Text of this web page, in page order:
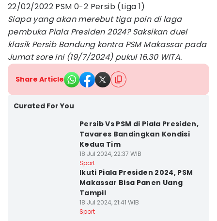
22/02/2022 PSM 0-2 Persib (Liga 1)
Siapa yang akan merebut tiga poin di laga
pembuka Piala Presiden 2024? Saksikan duel
klasik Persib Bandung kontra PSM Makassar pada
Jumat sore ini (19/7/2024) pukul 16.30 WITA.
Share Article
Curated For You
Persib Vs PSM di Piala Presiden,
Tavares Bandingkan Kondisi
Kedua Tim
18 Jul 2024, 22:37 WIB
Sport
Ikuti Piala Presiden 2024, PSM
Makassar Bisa Panen Uang
Tampil
18 Jul 2024, 21:41 WIB
Sport